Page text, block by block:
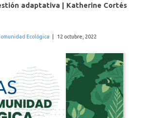
adaptativa | Katherine Cortés
Ecológica 12 octubre, 2022